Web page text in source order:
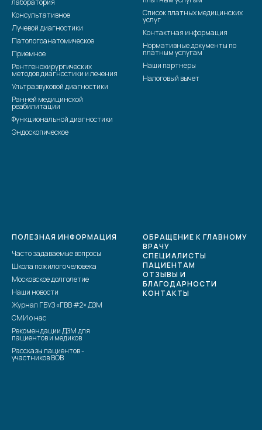
Консультативное
Лучевой диагностики
Патологоанатомическое
Приемное
Рентгенохирургических
методов диагностики и лечения
Ультразвуковой диагностики
Ранней медицинской
реабилитации
Функциональной диагностики
Эндоскопическое
Список платных медицинских
услуг
Контактная информация
Нормативные документы по
платным услугам
Наши партнеры
Налоговый вычет
ПОЛЕЗНАЯ ИНФОРМАЦИЯ
Часто задаваемые вопросы
Школа пожилого человека
Московское долголетие
Наши новости
Журнал ГБУЗ «ГВВ #2» ДЗМ
СМИ о нас
Рекомендации ДЗМ для
пациентов и медиков
Рассказы пациентов -
участников ВОВ
ОБРАЩЕНИЕ К ГЛАВНОМУ
ВРАЧУ
СПЕЦИАЛИСТЫ
ПАЦИЕНТАМ
ОТЗЫВЫ И
БЛАГОДАРНОСТИ
КОНТАКТЫ